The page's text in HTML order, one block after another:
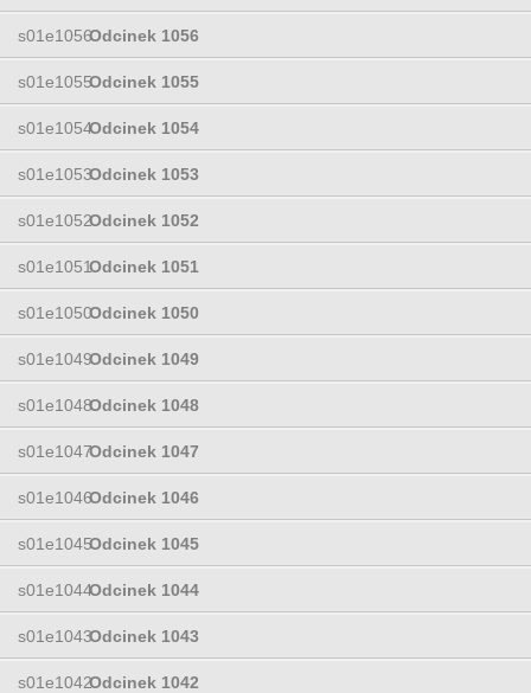
s01e1056Odcinek 1056
s01e1055Odcinek 1055
s01e1054Odcinek 1054
s01e1053Odcinek 1053
s01e1052Odcinek 1052
s01e1051Odcinek 1051
s01e1050Odcinek 1050
s01e1049Odcinek 1049
s01e1048Odcinek 1048
s01e1047Odcinek 1047
s01e1046Odcinek 1046
s01e1045Odcinek 1045
s01e1044Odcinek 1044
s01e1043Odcinek 1043
s01e1042Odcinek 1042